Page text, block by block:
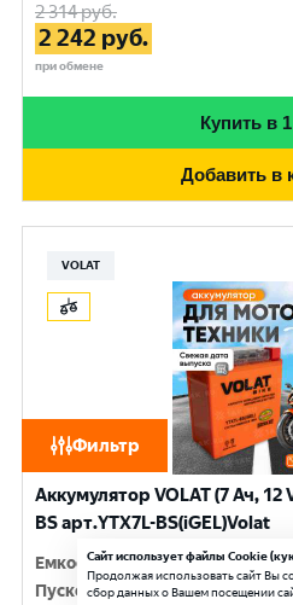
Фильтр
2 314руб.
2 242 руб.
при обмене
Купить в
Добавить в
VOLAT
Аккумулятор VOLAT (7 Ач, 12
BS арт.YTX7L-BS(iGEL)Volat
Емкость:7 Ач
Пусковой ток:100 A
Сайт использует файлы Cookie
Продолжая использовать сайт Вы
сбор данных о Вашем посещении